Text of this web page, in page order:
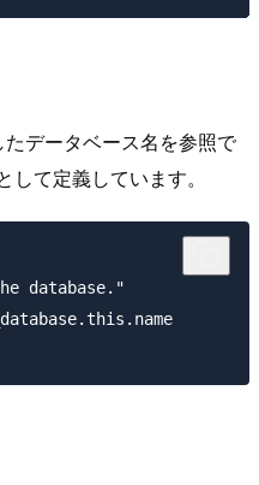
データベース名を参照で
して定義しています。
database."